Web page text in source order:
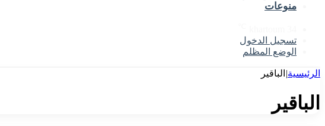
منوعات
تسجيل الدخول
الوضع المظلم
الرئيسية| الباقير
الباقير